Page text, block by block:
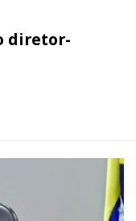
diretor-